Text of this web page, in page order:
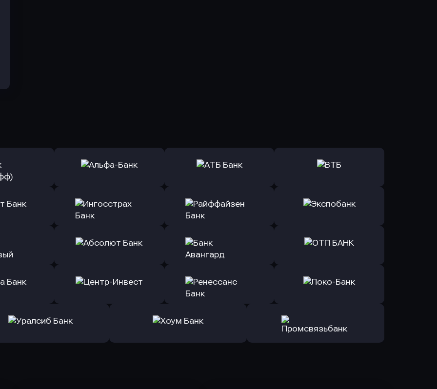
заявку
Оправить заявку
в Альфа-Банк
Оправить заявку
в АТБ Банк
Оправить заявку
заявку
Банк
Оправить заявку
Оправить заявку
в Райффайзен Банк
Оправить заявку
заявку
Оправить заявку
Оправить заявку
в Банк Авангард
Оправить заявку
заявку
Оправить заявку
в Локо-Банк